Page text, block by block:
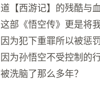
道【西游记】的残酷与
这部《悟空传》更是将
因为犯下重罪所以被惩
因为孙悟空不受控制的
被洗脑了那么多年？